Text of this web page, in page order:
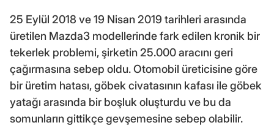
25 Eylül 2018 ve 19 Nisan 2019 tarihleri arasında
üretilen Mazda3 modellerinde fark edilen kronik bir
tekerlek problemi, şirketin 25.000 aracını geri
çağırmasına sebep oldu. Otomobil üreticisine göre
bir üretim hatası, göbek civatasının kafası ile göbek
yatağı arasında bir boşluk oluşturdu ve bu da
somunların gittikçe gevşemesine sebep olabilir.